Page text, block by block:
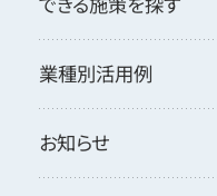
業種別活用例
お知らせ